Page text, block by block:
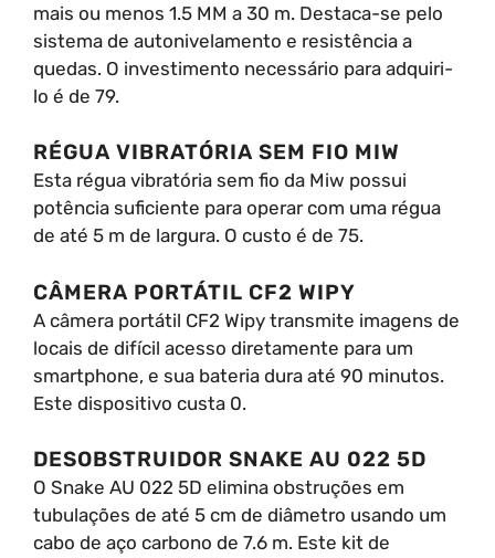
mais ou menos 1.5 MM a 30 m. Destaca-se pelo
sistema de autonivelamento e resistência a
quedas. O investimento necessário para adquiri-
lo é de 79.
RÉGUA VIBRATÓRIA SEM FIO MIW
Esta régua vibratória sem fio da Miw possui
potência suficiente para operar com uma régua
de até 5 m de largura. O custo é de 75.
CÂMERA PORTÁTIL CF2 WIPY
A câmera portátil CF2 Wipy transmite imagens de
locais de difícil acesso diretamente para um
smartphone, e sua bateria dura até 90 minutos.
Este dispositivo custa 0.
DESOBSTRUIDOR SNAKE AU 022 5D
O Snake AU 022 5D elimina obstruções em
tubulações de até 5 cm de diâmetro usando um
cabo de aço carbono de 7.6 m. Este kit de